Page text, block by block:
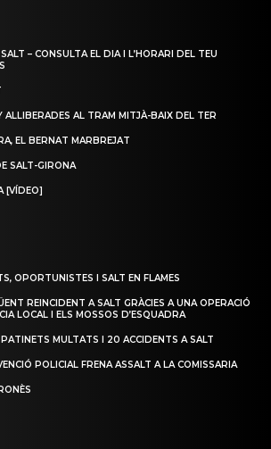
– CONSULTA EL DIA I L’HORARI DEL TEU
ALLIBERADES AL TRAM MITJÀ-BAIX DEL TER
EL BERNAT MARBREJAT
SALT-GIRONA
[VÍDEO]
OPORTUNISTES I SALT EN FLAMES
REINCIDENT A SALT GRÀCIES A UNA OPERACIÓ
LOCAL I ELS MOSSOS D’ESQUADRA
MULTATS I 20 ACCIDENTS A SALT
POLICIAL FRENA ASSALT A LA COMISSARIA